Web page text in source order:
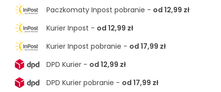
Paczkomaty Inpost pobranie - od 12,99 zł
Kurier Inpost - od 12,99 zł
Kurier Inpost pobranie - od 17,99 zł
DPD Kurier - od 12,99 zł
DPD Kurier pobranie - od 17,99 zł